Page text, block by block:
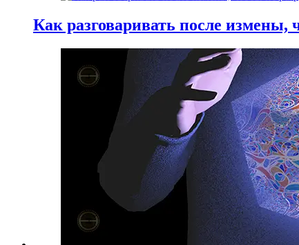
Как разговаривать после измены,